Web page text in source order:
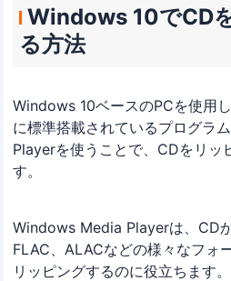
Windows 10でCD
る方法
Windows 10ベースのPCを使用
に標準搭載されているプログラ
Playerを使うことで、CDをリッ
す。
Windows Media Playerは、CD
FLAC、ALACなどの様々なフォ
リッピングするのに役立ちます